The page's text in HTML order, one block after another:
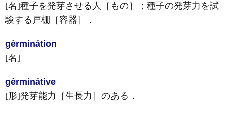
[名]種子を発芽させる人［もの］；種子の発芽力を試
験する戸棚［容器］
．
gèrminátion
[名]
gèrminátive
[形]発芽能力［生長力］のある ．